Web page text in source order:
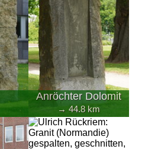
Anröchter Dolomit
→ 44.8 km